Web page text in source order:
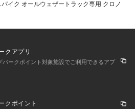
合があります。
ージ・デザイン・仕様について、
靴 陸上スパイク 短距離 オールウ
めんず 男性 Lady's Ladys レディ
ニング hasi2409ss awshmw sin25
イク オールウェザートラック専用 クロノ
クアプリ
パークポイント対象施設でご利用できるアプ
クポイント